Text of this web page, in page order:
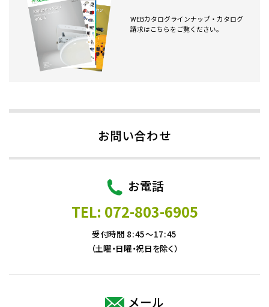
WEBカタログラインナップ・カタログ
請求はこちらをご覧ください。
お問い合わせ
お電話
TEL: 072-803-6905
受付時間 8:45～17:45
（土曜・日曜・祝日を除く）
メール